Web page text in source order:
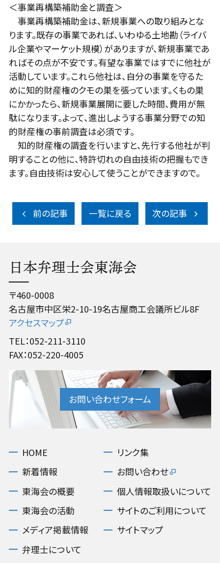
＜事業再構築補助金と調査＞
事業再構築補助金は、新規事業への取り組みとな
ります。既存の事業であれば、いわゆる土地勘（ライバ
ル企業やマーケット規模）がありますが、新規事業であ
ればその点が不安です。有望な事業ではすでに他社が
活動しています。これら他社は、自分の事業を守るた
めに知的財産権のクモの巣を張っています。くもの巣
にかかったら、新規事業展開に要した時間、費用が無
駄になります。よって、進出しようする事業分野での知
的財産権の事前調査は必須です。
知的財産権の調査を行いますと、先行する他社が判
明することの他に、特許切れの自由技術の把握もでき
ます。自由技術は安心して使うことができますので。
前の記事 一覧に戻る 次の記事
日本弁理士会東海会
〒460-0008
名古屋市中区栄2-10-19名古屋商工会議所ビル8F
アクセスマップ
TEL：052-211-3110
FAX：052-220-4005
お問い合わせフォーム
HOME
新着情報
東海会の概要
東海会の活動
メディア掲載情報
弁理士について
リンク集
お問い合わせ
個人情報取扱いについて
サイトのご利用について
サイトマップ